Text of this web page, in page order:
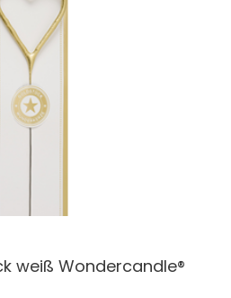
weiß Wondercandle®